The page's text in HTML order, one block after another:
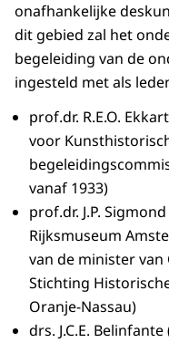
onafhankelijke
dit gebied zal het
begeleiding van de
ingesteld met als
prof.dr. R.E.O.
voor
vanaf 1933)
prof.dr. J.P.
Rijksmuseum
van de minister van
Stichting
Oranje-Nassau)
drs. J.C.E.